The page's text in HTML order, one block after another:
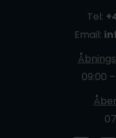
Tel:
Email:
09:00